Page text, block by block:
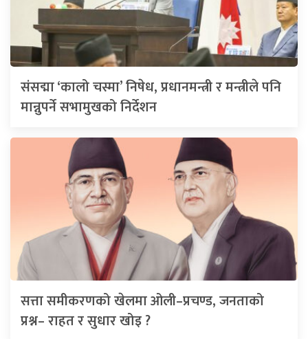
संसद्मा ‘कालो चस्मा’ निषेध, प्रधानमन्त्री र मन्त्रीले पनि
मान्नुपर्ने सभामुखको निर्देशन
सत्ता समीकरणको खेलमा ओली–प्रचण्ड, जनताको
प्रश्न– राहत र सुधार खोइ ?